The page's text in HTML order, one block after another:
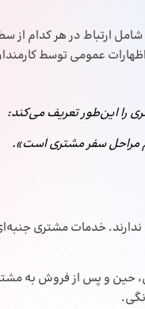
ارتباط در هر کدام از
عمومی توسط
مراحل سفر مشتری است».
خدمات مشتری
حین و پس از فروش به